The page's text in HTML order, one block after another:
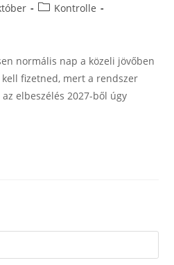
Kontrolle
normális nap a közeli jövőben
fizetned, mert a rendszer
elbeszélés 2027-ből úgy